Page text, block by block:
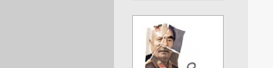
Неделя(1)
Нефть(1)
Новости(33)
Новые Сайты
Обои(1)
Оборудование(2)